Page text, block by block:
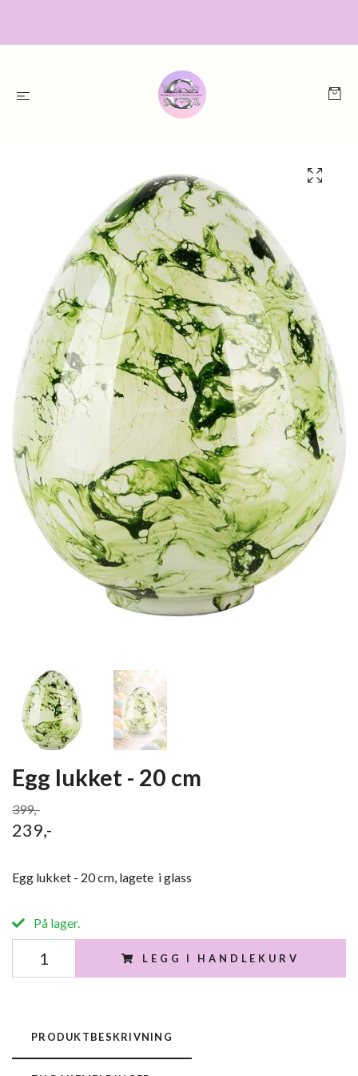
Egg lukket - 20 cm
399,-
239,-
Egg lukket - 20 cm, lagete i glass
På lager.
LEGG I HANDLEKURV
PRODUKTBESKRIVNING